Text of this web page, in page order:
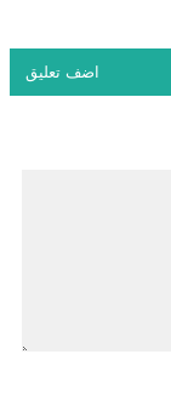
اضف تعليق